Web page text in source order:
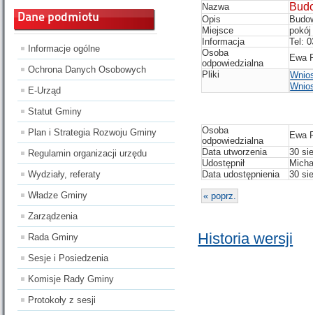
Dane podmiotu
Informacje ogólne
Ochrona Danych Osobowych
E-Urząd
Statut Gminy
Plan i Strategia Rozwoju Gminy
Regulamin organizacji urzędu
Wydziały, referaty
Władze Gminy
Zarządzenia
Rada Gminy
Sesje i Posiedzenia
Komisje Rady Gminy
Protokoły z sesji
Nazwa
Opis
Miejsce
pokój
Informacja
Tel:
Osoba
odpowiedzialna
Ewa
Pliki
Osoba
odpowiedzialna
Ewa
Data utworzenia
30
Udostępnił
Data udostępnienia
30
« poprz.
Historia wersji